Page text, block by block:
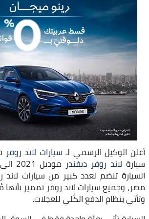
أعلن الوكيل الرسمي لـ سيارات لاند روفر
سيارة لاند روفر ديفندر
السيارة تنضم لعدد كبير من سيارات
مصر، وجميع سيارات لاند روفر تمميز بأنها
وتأتي بنظام الدفع الكُلي للعجلات.